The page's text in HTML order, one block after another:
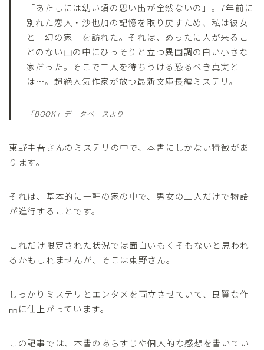
「あたしには幼い頃の思い出が全然ないの」。7年前に
別れた恋人・沙也加の記憶を取り戻すため、私は彼女
と「幻の家」を訪れた。それは、めったに人が来るこ
とのない山の中にひっそりと立つ異国調の白い小さな
家だった。そこで二人を待ちうける恐るべき真実と
は…。超絶人気作家が放つ最新文庫長編ミステリ。
「BOOK」データベースより
東野圭吾さんのミステリの中で、本書にしかない特徴があ
ります。
それは、基本的に一軒の家の中で、男女の二人だけで物語
が進行することです。
これだけ限定された状況では面白いもくそもないと思われ
るかもしれませんが、そこは東野さん。
しっかりミステリとエンタメを両立させていて、良質な作
品に仕上がっています。
この記事では、本書のあらすじや個人的な感想を書いてい